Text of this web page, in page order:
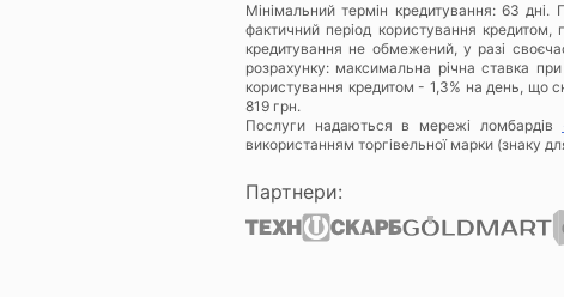
Мінімальний термін кредитування: 63
фактичний період користування
кредитування не обмежений, у разі
розрахунку: максимальна річна ставка
користування кредитом - 1,3% на день, що
819 грн.
Послуги надаються в мережі ломбардів
використанням торгівельної марки (знаку
Партнери: